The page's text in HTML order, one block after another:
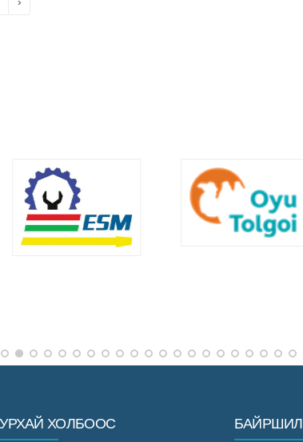
ХОЛБООС БАЙРШИЛ